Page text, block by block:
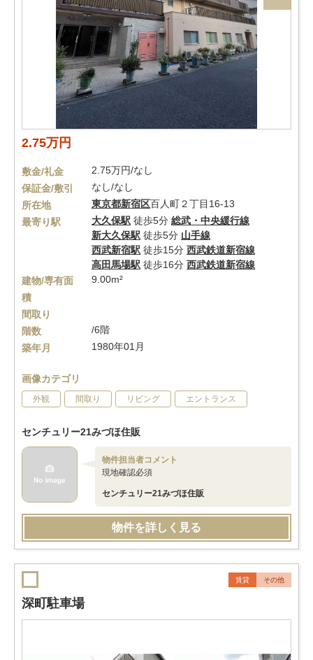
2.75万円
敷金/礼金
2.75万円/なし
保証金/敷引
なし/なし
所在地
東京都新宿区百人町２丁目16-13
最寄り駅
大久保駅 徒歩5分 総武・中央緩行線
新大久保駅 徒歩5分 山手線
西武新宿駅 徒歩15分 西武鉄道新宿線
高田馬場駅 徒歩16分 西武鉄道新宿線
建物/専有面
積
9.00m²
間取り
階数
/6階
築年月
1980年01月
画像カテゴリ
外観 間取り リビング エントランス
センチュリー21みづほ住販
物件担当者コメント
現地確認必須
センチュリー21みづほ住販
物件を詳しく見る
賃貸 その他
深町駐車場